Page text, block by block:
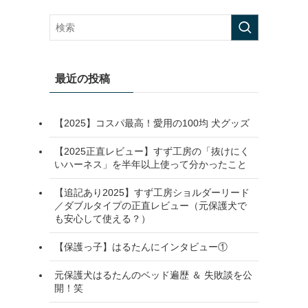
最近の投稿
【2025】コスパ最高！愛用の100均 犬グッズ
【2025正直レビュー】すず工房の「抜けにく
いハーネス」を半年以上使って分かったこと
【追記あり2025】すず工房ショルダーリード
／ダブルタイプの正直レビュー（元保護犬で
も安心して使える？）
【保護っ子】はるたんにインタビュー①
元保護犬はるたんのベッド遍歴 ＆ 失敗談を公
開！笑